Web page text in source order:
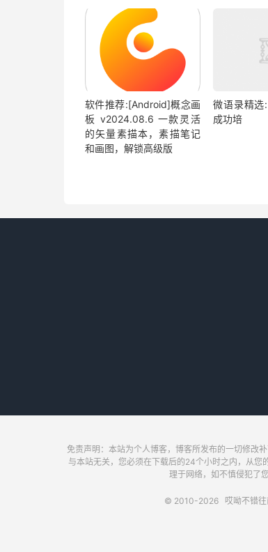
软件推荐:[Android]概念画
板 v2024.08.6 一款灵活
的矢量素描本，素描笔记
和画图，解锁高级版
微语录精选
成功培
免责声明：本站为个人博客，博客所发布的一切修改
与本站无关，您必须在下载后的24个小时之内，从您
理于网络，如不慎侵犯了
© 2010-2026 哎呦不错